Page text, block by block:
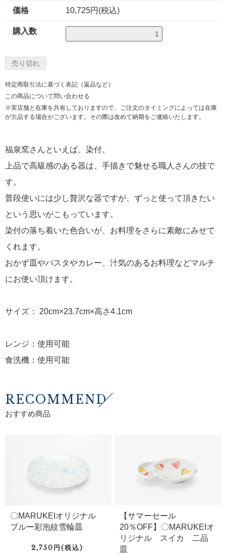
価格 10,725円(税込)
購入数
特定商取引法に基づく表記（返品など）
この商品について問い合わせる
※実店舗と在庫を共有しておりますので、ご注文のタイミングによっては在庫
が欠品する場合がございます。その際は改めて納期をご連絡いたします。
福泉窯さんといえば、染付。
上品で高級感のある器は、手描きで魅せる職人さんの技で
す。
普段使いには少し贅沢な器ですが、ずっと使って頂きたい
という思いがこもっています。
染付の落ち着いた色合いが、お料理をさらに素敵にみせて
くれます。
おかず皿やパスタやカレー、汁気のあるお料理などマルチ
にお使い頂けます。
サイズ： 20cm×23.7cm×高さ4.1cm
レンジ：使用可能
食洗機：使用可能
RECOMMEND
おすすめ商品
〇MARUKEIオリジナル
ブルー彩泡紋雪輪皿
2,750円(税込)
【サマーセール
20％OFF】〇MARUKEIオ
リジナル スイカ 二品
皿